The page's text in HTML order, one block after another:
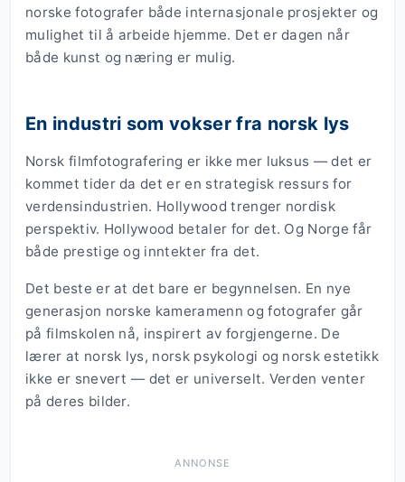
norske fotografer både internasjonale prosjekter og
mulighet til å arbeide hjemme. Det er dagen når
både kunst og næring er mulig.
En industri som vokser fra norsk lys
Norsk filmfotografering er ikke mer luksus — det er
kommet tider da det er en strategisk ressurs for
verdensindustrien. Hollywood trenger nordisk
perspektiv. Hollywood betaler for det. Og Norge får
både prestige og inntekter fra det.
Det beste er at det bare er begynnelsen. En nye
generasjon norske kameramenn og fotografer går
på filmskolen nå, inspirert av forgjengerne. De
lærer at norsk lys, norsk psykologi og norsk estetikk
ikke er snevert — det er universelt. Verden venter
på deres bilder.
ANNONSE